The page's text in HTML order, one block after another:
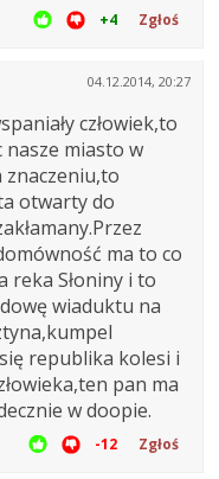
+4 Zgłoś
04.12.2014, 20:27
człowiek,to
nasze miasto w
znaczeniu,to
otwarty do
ma to co
reka Słoniny i to
wiaduktu na
republika kolesi i
pan ma
w doopie.
-12 Zgłoś